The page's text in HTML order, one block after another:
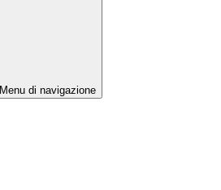
Menu di navigazione